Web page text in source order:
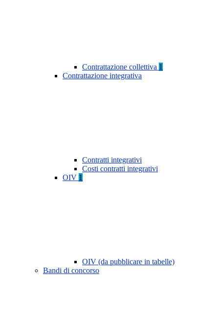
Contrattazione collettiva 1
Contrattazione integrativa
Contratti integrativi
Costi contratti integrativi
OIV 1
OIV (da pubblicare in tabelle)
Bandi di concorso